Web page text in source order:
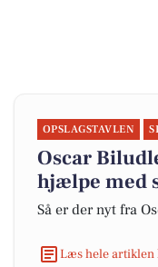
OPSLAGSTAVLEN
Oscar
hjælpe med
Så er der nyt fra
Læs hele artiklen